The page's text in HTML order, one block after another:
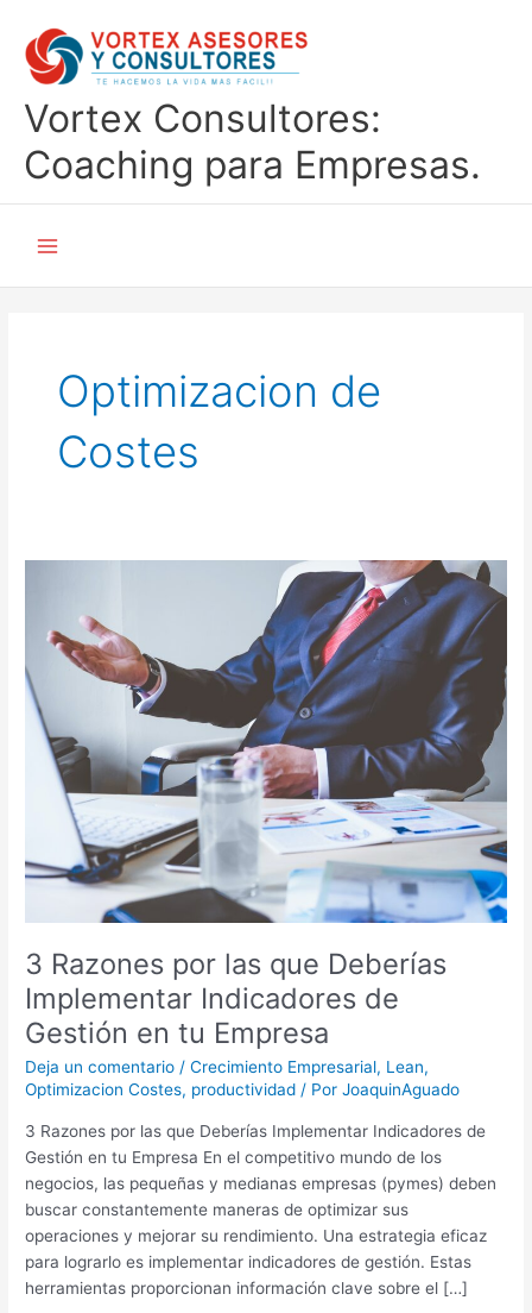
contenido
Vortex Consultores:
Coaching para Empresas.
Optimizacion de
Costes
3 Razones por las que Deberías
Implementar Indicadores de
Gestión en tu Empresa
Deja un comentario /Crecimiento Empresarial, Lean,
Optimizacion Costes, productividad / PorJoaquinAguado
3 Razones por las que Deberías Implementar Indicadores de
Gestión en tu Empresa En el competitivo mundo de los
negocios, las pequeñas y medianas empresas (pymes) deben
buscar constantemente maneras de optimizar sus
operaciones y mejorar su rendimiento. Una estrategia eficaz
para lograrlo es implementar indicadores de gestión. Estas
herramientas proporcionan información clave sobre el […]
que
Deberías
Implementar
Indicadores
Gestión
tu
Empresa